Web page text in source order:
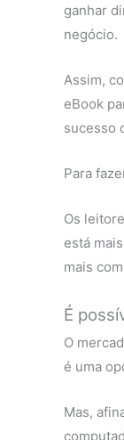
ganhar
negócio.
Assim,
eBook
sucesso
Para
Os
está
mais
É
O
é uma
Mas,